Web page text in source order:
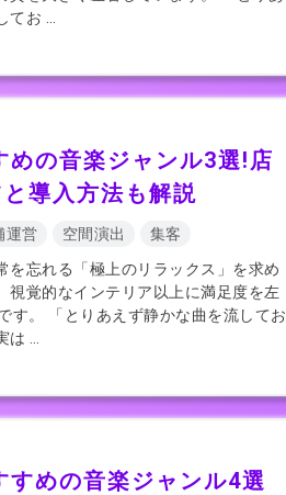
てお …
めの音楽ジャンル3選!店
導入方法も解説
運営 空間演出
集客
を忘れる「極上のリラックス」を求め
視覚的なインテリア以上に満足度を左
す。 「とりあえず静かな曲を流してお
は …
すめの音楽ジャンル4選